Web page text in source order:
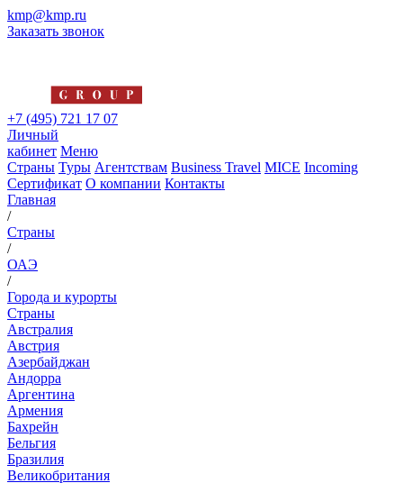
kmp@kmp.ru
Заказать звонок
+7 (495) 721 17 07
Личный
кабинет Меню
Страны Туры Агентствам Business Travel MICE Incoming
Сертификат О компании Контакты
Главная
/
Страны
/
ОАЭ
/
Города и курорты
Страны
Австралия
Австрия
Азербайджан
Андорра
Аргентина
Армения
Бахрейн
Бельгия
Бразилия
Великобритания